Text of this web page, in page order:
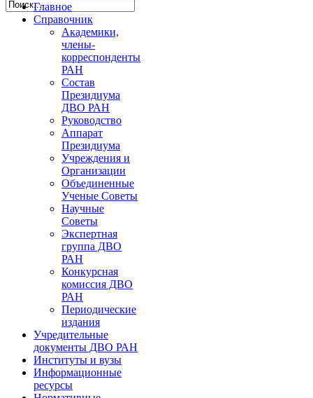
Главное
Справочник
Академики,
члены-
корреспонденты
РАН
Состав
Президиума
ДВО РАН
Руководство
Аппарат
Президиума
Учреждения и
Организации
Объединенные
Ученые Советы
Научные
Советы
Экспертная
группа ДВО
РАН
Конкурсная
комиссия ДВО
РАН
Периодические
издания
Учредительные
документы ДВО РАН
Институты и вузы
Информационные
ресурсы